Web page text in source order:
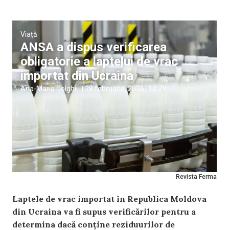
Revista Ferma
Viață
ANSA a dispus verificarea
obligatorie a laptelui de vrac
importat din Ucraina
Ana-Maria Dolghii |28 februarie, 2026 12:29
Laptele de vrac importat în Republica Moldova
din Ucraina va fi supus verificărilor pentru a
determina dacă conține reziduurilor de